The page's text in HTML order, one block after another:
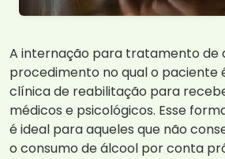
A internação para tratamento de
procedimento no qual o paciente
clínica de reabilitação para
médicos e psicológicos. Esse
é ideal para aqueles que não
o consumo de álcool por conta